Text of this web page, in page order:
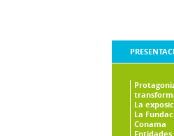
La
La
Conama
Entidades